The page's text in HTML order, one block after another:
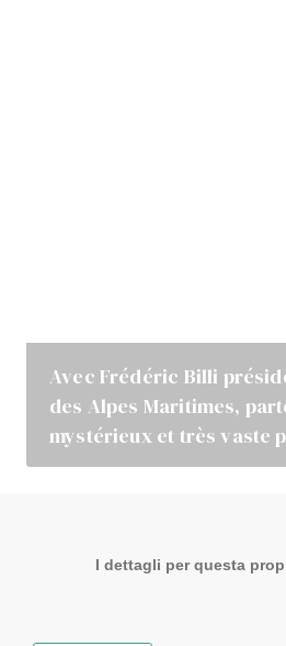
Avec Frédéric Billi
des Alpes Maritimes,
mystérieux et très vaste
I dettagli per questa